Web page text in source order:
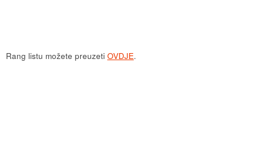
Rang listu možete preuzeti OVDJE.